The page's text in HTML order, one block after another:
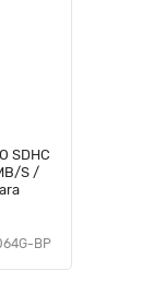
SDHC
S /
BP